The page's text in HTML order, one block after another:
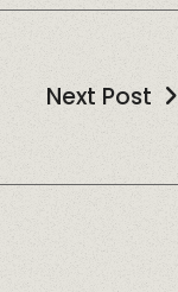
Next Post